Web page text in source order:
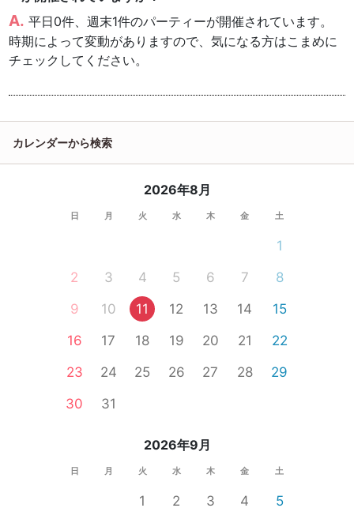
平日0件、週末1件のパーティーが開催されています。
時期によって変動がありますので、気になる方はこまめに
チェックしてください。
カレンダーから検索
2026年8月
日 月 火 水 木 金 土
1
2
3 4 5 6 7
8
9
10 11 12 13 14
15
16
17 18 19 20 21
22
23
24 25 26 27 28
29
30
31
2026年9月
日 月 火 水 木 金 土
1 2 3 4
5